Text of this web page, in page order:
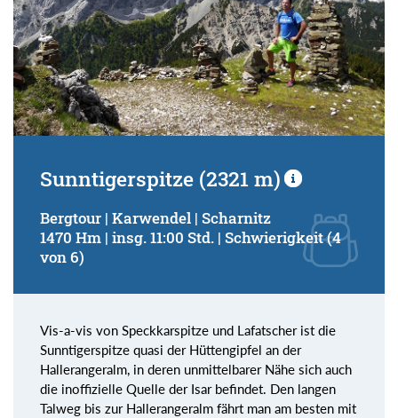
Sunntigerspitze (2321 m)
Bergtour | Karwendel | Scharnitz
1470 Hm | insg. 11:00 Std. | Schwierigkeit (4
von 6)
Vis-a-vis von Speckkarspitze und Lafatscher ist die
Sunntigerspitze quasi der Hüttengipfel an der
Hallerangeralm, in deren unmittelbarer Nähe sich auch
die inoffizielle Quelle der Isar befindet. Den langen
Talweg bis zur Hallerangeralm fährt man am besten mit